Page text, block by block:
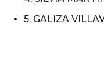
5. GALIZA